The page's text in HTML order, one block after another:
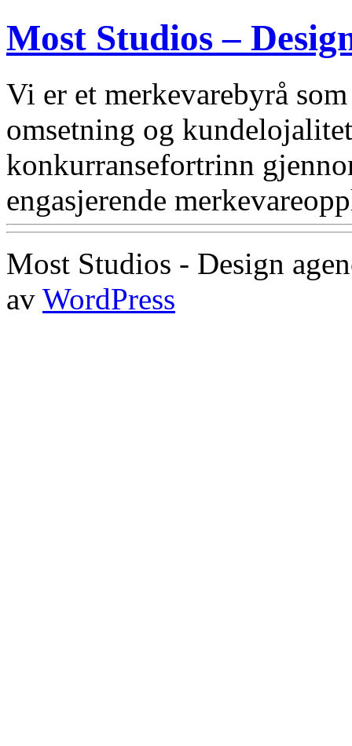
Most Studios –
Vi er et merkevarebyrå
omsetning og
konkurransefortrinn
engasjerende
Most Studios - Design
av WordPress